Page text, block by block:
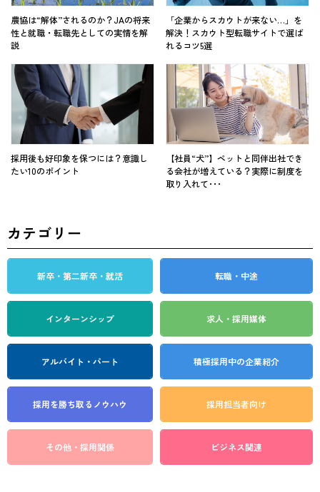
農協は“解体”されるのか？JAの将来
性と就職・転職先としての実情を解
説
「企業からスカウトが来ない…」を
解決！スカウト型転職サイトで選ば
れるコツ5選
採用後も好印象を保つには？意識し
たい10のポイント
【社員“犬”】ペットと同伴出社でき
る会社が増えている？実際に制度を
取り入れて･･･
カテゴリー
新卒・第二新卒・就活 転職・中途
インターンシップ 求人・採用媒体
アルバイト・パート 積極採用中の企業紹介
採用を勝ち取る ノウハウ 採用担当者向け
その他・採用関係 ビジネス関連